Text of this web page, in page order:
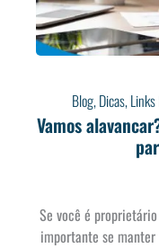
Blog,Dicas,
Vamos
Se você é
importante se